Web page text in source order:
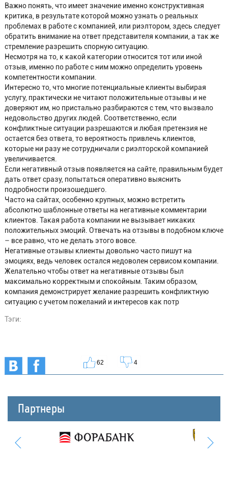
Важно понять, что имеет значение именно конструктивная
критика, в результате которой можно узнать о реальных
проблемах в работе с компанией, или риэлтором, здесь следует
обратить внимание на ответ представителя компании, а так же
стремление разрешить спорную ситуацию.
Несмотря на то, к какой категории относится тот или иной
отзыв, именно по работе с ним можно определить уровень
компетентности компании.
Интересно то, что многие потенциальные клиенты выбирая
услугу, практически не читают положительные отзывы и не
доверяют им, но пристально разбираются с тем, что вызвало
недовольство других людей. Соответственно, если
конфликтные ситуации разрешаются и любая претензия не
остается без ответа, то вероятность привлечь клиентов,
которые ни разу не сотрудничали с риэлторской компанией
увеличивается.
Если негативный отзыв появляется на сайте, правильным будет
дать ответ сразу, попытаться оперативно выяснить
подробности произошедшего.
Часто на сайтах, особенно крупных, можно встретить
абсолютно шаблонные ответы на негативные комментарии
клиентов. Такая работа компании не вызывает никаких
положительных эмоций. Отвечать на отзывы в подобном ключе
– все равно, что не делать этого вовсе.
Негативные отзывы клиенты довольно часто пишут на
эмоциях, ведь человек остался недоволен сервисом компании.
Желательно чтобы ответ на негативные отзывы был
максимально корректным и спокойным. Таким образом,
компания демонстрирует желание разрешить конфликтную
ситуацию с учетом пожеланий и интересов как потр
Тэги:
62 4
Партнеры